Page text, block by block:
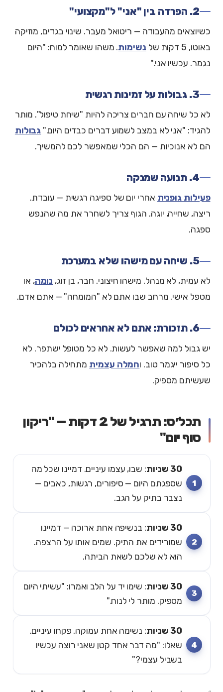
2. הפרדה בין "אני" ל"מקצועי"
כשיוצאים מהעבודה — ריטואל מעבר. שינוי בגדים, מוזיקה
באוטו, 5 דקות של
נשימות. משהו שאומר למוח: "היום
נגמר. עכשיו אני."
3. גבולות על זמינות רגשית
לא כל שיחה עם חברים צריכה להיות "שיחת טיפול". מותר
להגיד: "אני לא במצב לשמוע דברים כבדים היום." גבולות
הם לא אנוכיות — הם הכלי שמאפשר לכם להמשיך.
4. תנועה שמנקה
פעילות גופנית אחרי יום של ספיגה רגשית — עובדת.
ריצה, שחייה, יוגה. הגוף צריך לשחרר את מה שהנפש
ספגה.
5. שיחה עם מישהו שלא במערכת
לא עמית, לא מנהל. מישהו חיצוני. חבר, בן זוג, נומה, או
מטפל אישי. מרחב שבו אתם לא "המומחה" — אתם אדם.
6. תזכורת: אתם לא אחראים לכולם
יש גבול למה שאפשר לעשות. לא כל מטופל ישתפר. לא
כל סיפור ייגמר טוב. וחמלה עצמית מתחילה בלהכיר
שעשיתם מספיק.
תכל׳ס: תרגיל של 2 דקות — "ריקון
סוף יום"
30 שניות
: שבו, עצמו עיניים. דמיינו שכל מה
שספגתם היום — סיפורים, רגשות, כאבים —
נצבר בתיק על הגב.
30 שניות
: בנשיפה אחת ארוכה — דמיינו
שמורידים את התיק. שמים אותו על הרצפה.
הוא לא שלכם לשאת הביתה.
30 שניות
: שימו יד על הלב ואמרו: "עשיתי היום
מספיק. מותר לי לנוח."
30 שניות
: נשימה אחת עמוקה. פקחו עיניים.
שאלו: "מה דבר אחד קטן שאני רוצה עכשיו
בשביל עצמי?"